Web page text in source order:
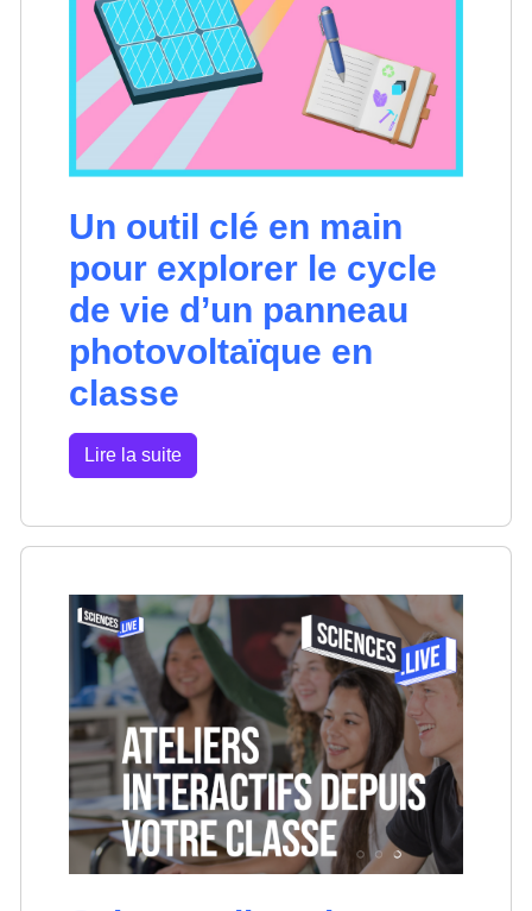
Un outil clé en main
pour explorer le cycle
de vie d’un panneau
photovoltaïque en
classe
Lire la suite